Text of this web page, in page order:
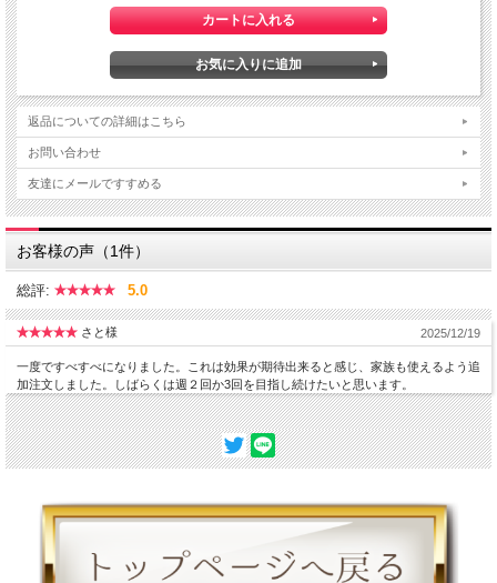
で、ご自宅での使用の際は60分〜３時間は塗布していただきたいです。
最低30分は挑戦してください。約30分真皮層まではCO2が届きます。
豊富な美容成分も配合
フラーレン、プラセンタエキス、プロテオグリカン、コラーゲン、ヒアルロン酸、
エラスチン、アスタキサンチン、藻エキスを含む天然自然成分から成り立ちます。
ご使用前は冷蔵庫で冷やしてください。
最低３０分間はご使用ください。理想は３時間です。
使用後の剥がしたパック、実はまだ効果を出せます。
“プリマトリーチェ 18サイエンス CO2 ジェルパック”
１剤(3g)と２剤(30g)が各10包入り
スパチュラとカップ付き
返品についての詳細はこちら
お問い合わせ
友達にメールですすめる
お客様の声（1件）
総評: 5.0
さと様 2025/12/19
一度ですべすべになりました。これは効果が期待出来ると感じ、家族も使えるよう追
加注文しました。しばらくは週２回か3回を目指し続けたいと思います。